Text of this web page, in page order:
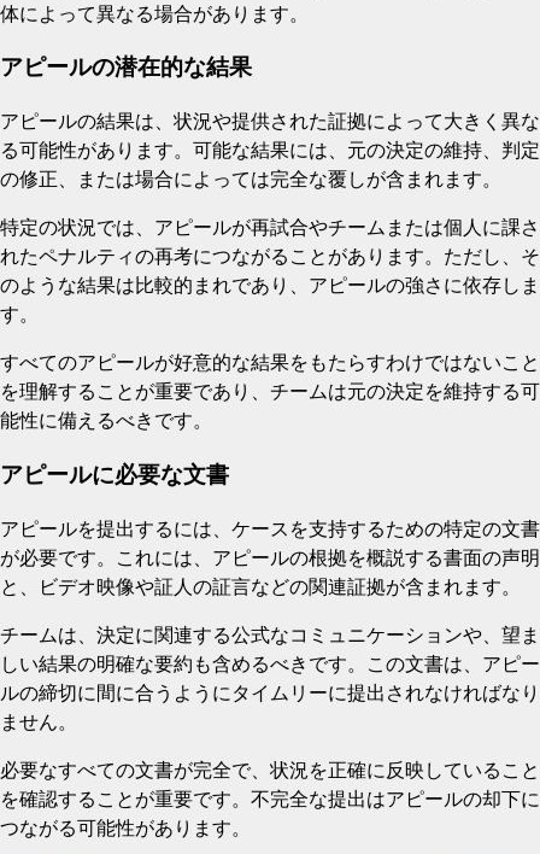
体によって異なる場合があります。
アピールの潜在的な結果
アピールの結果は、状況や提供された証拠によって大きく異な
る可能性があります。可能な結果には、元の決定の維持、判定
の修正、または場合によっては完全な覆しが含まれます。
特定の状況では、アピールが再試合やチームまたは個人に課さ
れたペナルティの再考につながることがあります。ただし、そ
のような結果は比較的まれであり、アピールの強さに依存しま
す。
すべてのアピールが好意的な結果をもたらすわけではないこと
を理解することが重要であり、チームは元の決定を維持する可
能性に備えるべきです。
アピールに必要な文書
アピールを提出するには、ケースを支持するための特定の文書
が必要です。これには、アピールの根拠を概説する書面の声明
と、ビデオ映像や証人の証言などの関連証拠が含まれます。
チームは、決定に関連する公式なコミュニケーションや、望ま
しい結果の明確な要約も含めるべきです。この文書は、アピー
ルの締切に間に合うようにタイムリーに提出されなければなり
ません。
必要なすべての文書が完全で、状況を正確に反映していること
を確認することが重要です。不完全な提出はアピールの却下に
つながる可能性があります。